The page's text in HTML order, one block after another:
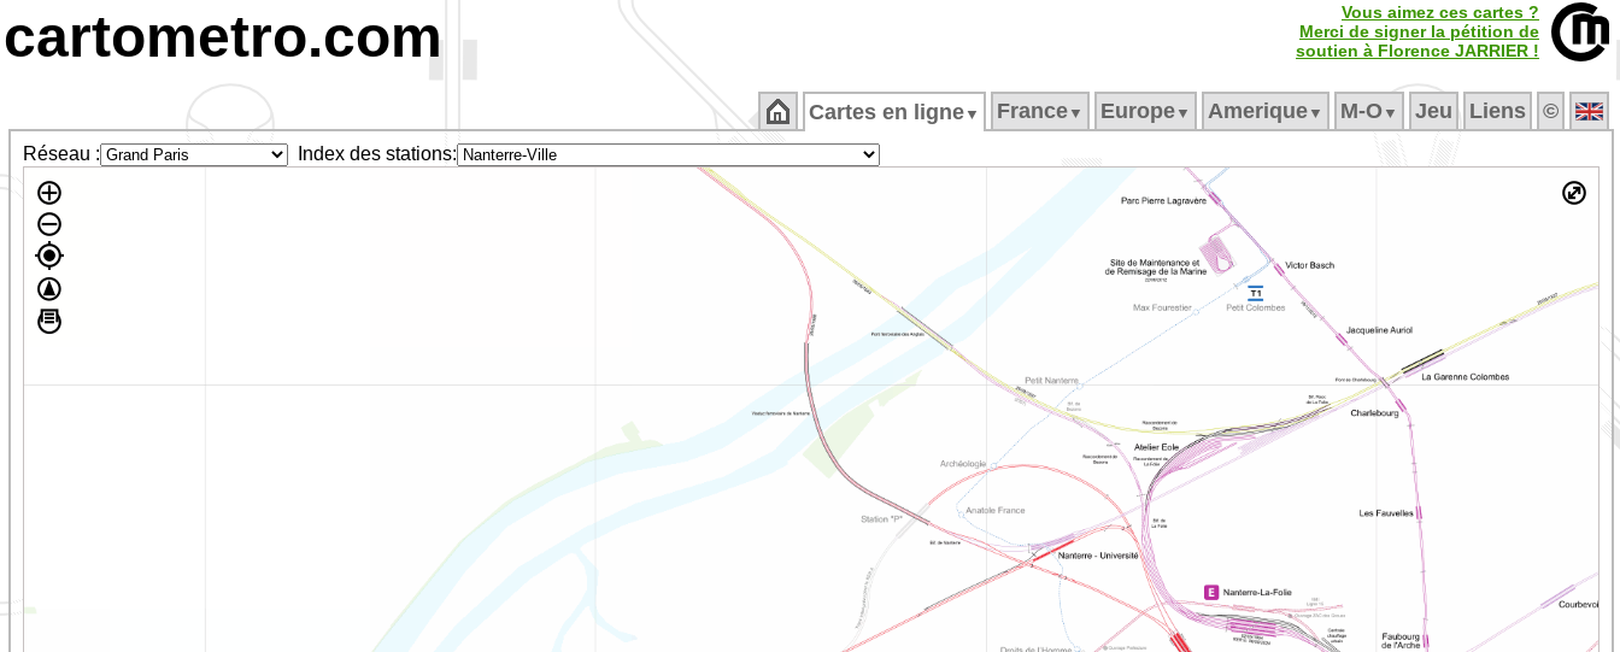
cartometro.com
Vous aimez ces cartes ?
Merci de signer la pétition de
soutien à Florence JARRIER !
Cartes en ligne ▼ France ▼ Europe ▼ Amerique ▼ M‑O ▼ Jeu Liens ©
Réseau : Index des stations: